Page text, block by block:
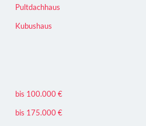
Pultdachhaus
Kubushaus
bis 100.000 €
bis 175.000 €